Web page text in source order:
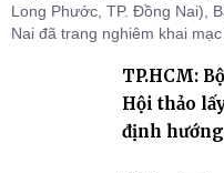
Long Phước, TP. Đồng Nai),
Nai đã trang nghiêm khai
chỗ khu vực VII, VIII và
TP.HCM:
Hội thảo
định